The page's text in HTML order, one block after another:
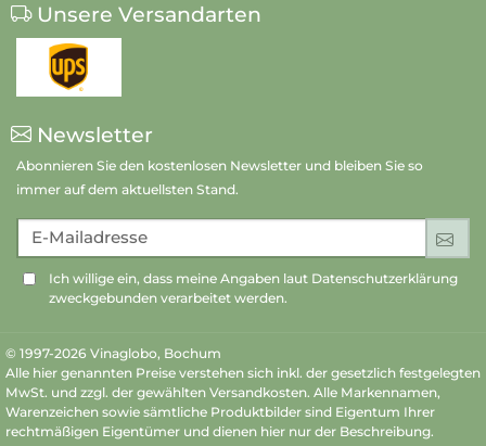
Unsere Versandarten
Newsletter
Abonnieren Sie den kostenlosen Newsletter und bleiben Sie so
immer auf dem aktuellsten Stand.
E-Mailadresse
Ich willige ein, dass meine Angaben laut Datenschutzerklärung
zweckgebunden verarbeitet werden.
© 1997-2026 Vinaglobo, Bochum
Alle hier genannten Preise verstehen sich inkl. der gesetzlich festgelegten
MwSt. und zzgl. der gewählten Versandkosten. Alle Markennamen,
Warenzeichen sowie sämtliche Produktbilder sind Eigentum Ihrer
rechtmäßigen Eigentümer und dienen hier nur der Beschreibung.